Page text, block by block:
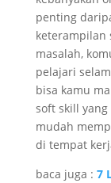
penting
keterampilan
masalah,
pelajari
bisa kamu
soft skill
mudah
di tempat
baca juga : 7